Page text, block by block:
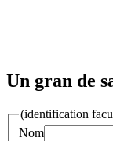
Un gran de
(identification
Nom